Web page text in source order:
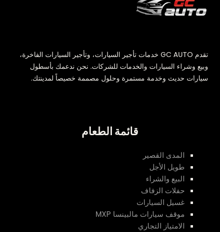
تقدم GC AUTO خدمات تأجير السيارات، وتأجير السيارات الفاخرة،
وبيع وشراء السيارات والخدمات للشركات. نحن ندعمك بأسطول
سيارات حديث وخدمة مستمرة وحلول مصممة خصيصاً لمدينتك.
قائمة الطعام
المدى القصير
طويل الأجل
البيع والشراء
حفلات الزفاف
غسيل السيارات
موقف سيارات مالبينسا MXP
الامتياز التجاري